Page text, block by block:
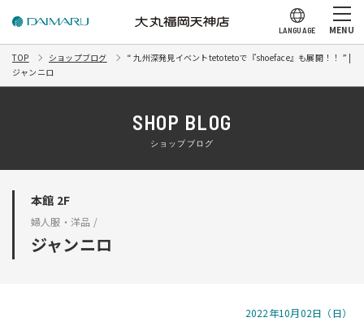
LANGUAGE MENU
TOP ショップブログ
“ 九州深発見イベントtetotetoで『shoeface』も展開！！ ” |
ジャンニロ
SHOP BLOG
ショップブログ
本館 2F
婦人服・洋品 /
ジャンニロ
2022年10月02日（日）